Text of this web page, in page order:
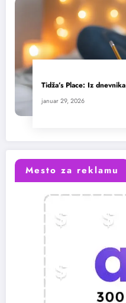
Tidža’s Place: Iz dnevnika
januar 29, 2026
Mesto za reklamu